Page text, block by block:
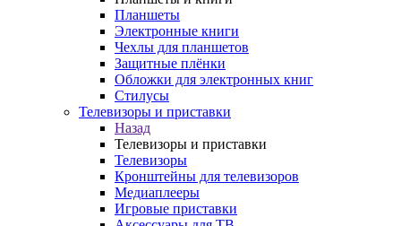
Планшеты
Электронные книги
Чехлы для планшетов
Защитные плёнки
Обложки для электронных книг
Стилусы
Телевизоры и приставки
Назад
Телевизоры и приставки
Телевизоры
Кронштейны для телевизоров
Медиаплееры
Игровые приставки